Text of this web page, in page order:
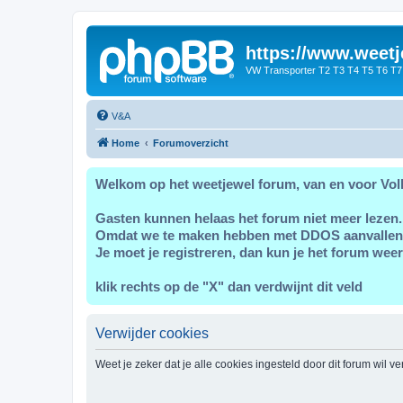
https://
VW Transporter T2 T3 T4 T5 T6
V&A
Home Forumoverzicht
Welkom op het weetjewel forum, van en voor
Gasten kunnen helaas het forum niet meer lezen.
Omdat we te maken hebben met DDOS
Je moet je registreren, dan kun je het forum
klik rechts op de "X" dan verdwijnt dit veld
Verwijder cookies
Weet je zeker dat je alle cookies ingesteld door dit forum wil